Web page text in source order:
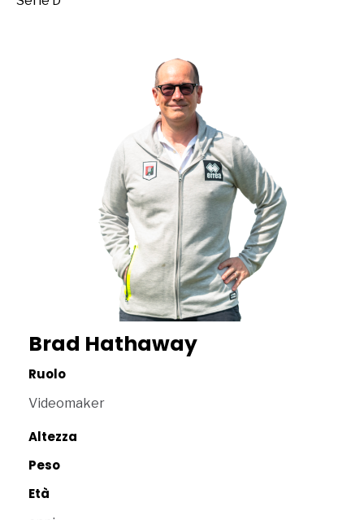
Brad Hathaway
Ruolo
Videomaker
Altezza
Peso
Età